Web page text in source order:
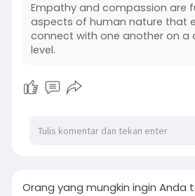
Empathy and compassion are
aspects of human nature that
connect with one another on a
level.
Orang yang mungkin ingin Anda